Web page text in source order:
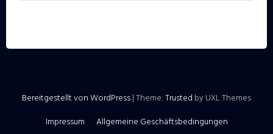
Bereitgestellt von WordPress|Theme:Trusted by UXL Themes
Impressum
Allgemeine Geschäftsbedingungen